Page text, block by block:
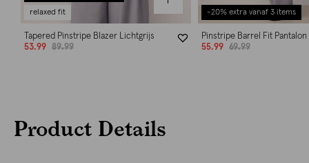
relaxed fit
Tapered Pinstripe Blazer Lichtgrijs
53.99
89.99
-20% extra vanaf 3 items
Pinstripe Barrel Fit
55.99
69.99
Product Details